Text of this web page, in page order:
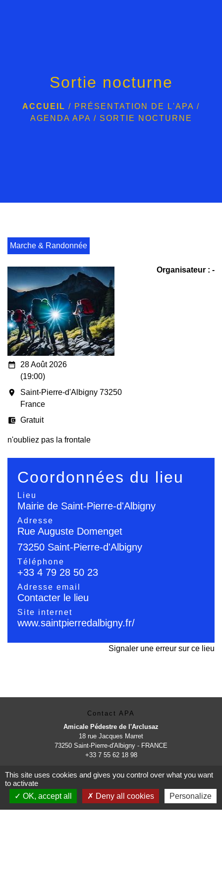
Sortie nocturne
ACCUEIL / PRÉSENTATION DE L'APA /
AGENDA APA / SORTIE NOCTURNE
Marche & Randonnée
date_range
28 Août 2026
(19:00)
room
Saint-Pierre-d'Albigny 73250
France
account_balance_wallet Gratuit
Organisateur : -
n'oubliez pas la frontale
Coordonnées du lieu
Lieu
Mairie de Saint-Pierre-d'Albigny
Adresse
Rue Auguste Domenget
73250 Saint-Pierre-d'Albigny
Téléphone
+33 4 79 28 50 23
Adresse email
Contacter le lieu
Site internet
www.saintpierredalbigny.fr/
Signaler une erreur sur ce lieu
Contact APA
Amicale Pédestre de l'Arclusaz
18 rue Jacques Marret
73250 Saint-Pierre-d'Albigny - FRANCE
+33 7 55 62 18 98
adresse e-mail : apa.73250.spa@gmail.com
This site uses cookies and gives you control over what you want
to activate
OK, accept all
Deny all cookies Personalize